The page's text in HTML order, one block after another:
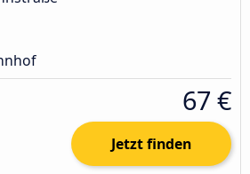
67 €
Jetzt finden